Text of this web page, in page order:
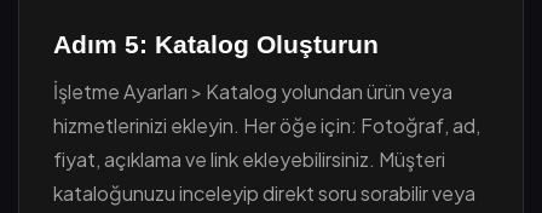
Adım 5: Katalog Oluşturun
İşletme Ayarları > Katalog yolundan ürün veya
hizmetlerinizi ekleyin. Her öğe için: Fotoğraf, ad,
fiyat, açıklama ve link ekleyebilirsiniz. Müşteri
kataloğunuzu inceleyip direkt soru sorabilir veya